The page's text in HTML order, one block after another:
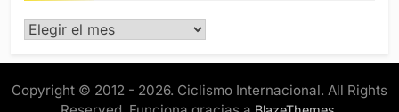
Archivo
Copyright © 2012 - 2026. Ciclismo Internacional. All Rights